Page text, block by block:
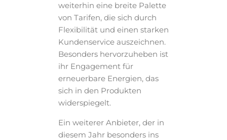
weiterhin eine breite Palette
von Tarifen, die sich durch
Flexibilität und einen starken
Kundenservice auszeichnen.
Besonders hervorzuheben ist
ihr Engagement für
erneuerbare Energien, das
sich in den Produkten
widerspiegelt.
Ein weiterer Anbieter, der in
diesem Jahr besonders ins